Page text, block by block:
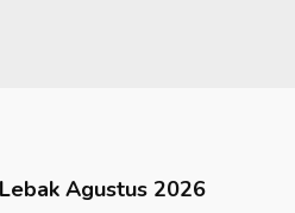
Lebak Agustus 2026